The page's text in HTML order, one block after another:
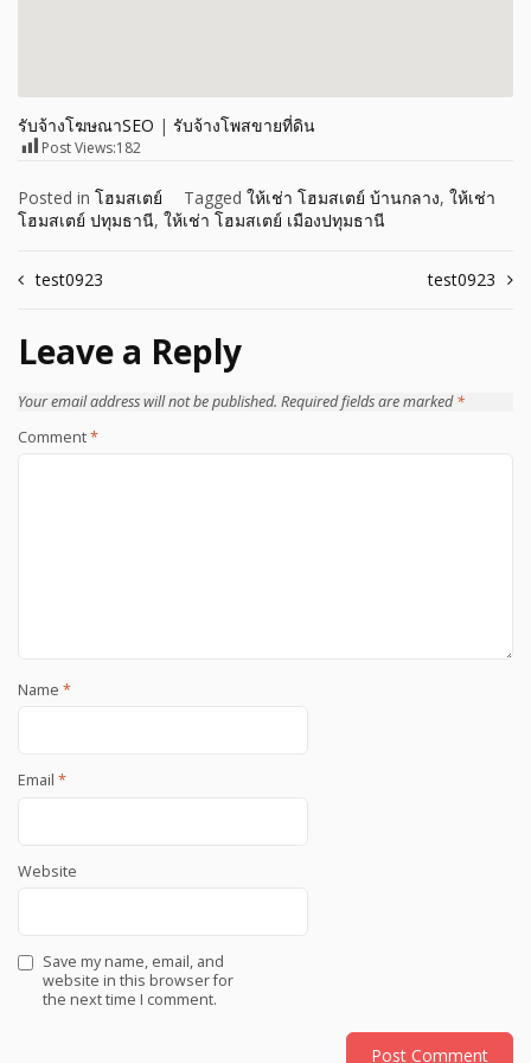
รับจ้างโฆษณาSEO | รับจ้างโพสขายที่ดิน
Post Views:182
Posted in โฮมสเตย์ Tagged ให้เช่า โฮมสเตย์ บ้านกลาง, ให้เช่า
โฮมสเตย์ ปทุมธานี, ให้เช่า โฮมสเตย์ เมืองปทุมธานี
Post
test0923 test0923
Leave a Reply
Your email address will not be published. Required fields are marked*
Comment*
Name *
Email *
Website
Save my name, email, and
website in this browser for
the next time I comment.